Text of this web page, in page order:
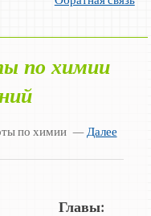
по химии
—Далее
по химии
Главы: